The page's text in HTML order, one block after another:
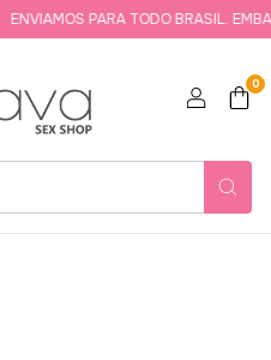
ENVIAMOS PARA TODO BRASIL.
0